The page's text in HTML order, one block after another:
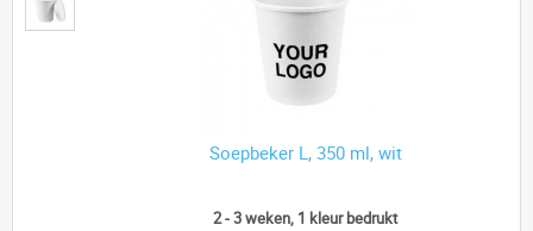
Soepbeker L, 350 ml, wit
2 - 3 weken, 1 kleur bedrukt